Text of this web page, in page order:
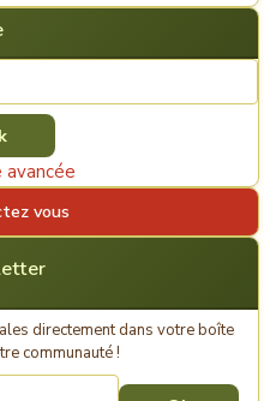
avancée
vous
directement dans votre boîte
communauté !